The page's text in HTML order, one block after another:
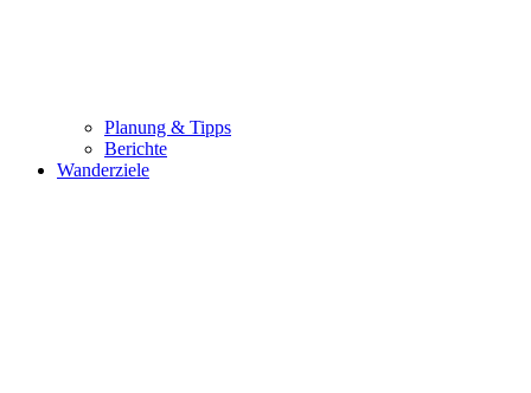
Planung & Tipps
Berichte
Wanderziele